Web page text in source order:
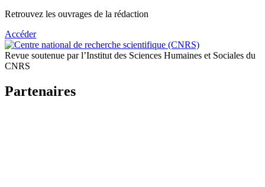
Retrouvez les ouvrages de la rédaction
Accéder
Revue soutenue par l’Institut des Sciences Humaines et Sociales du
CNRS
Partenaires